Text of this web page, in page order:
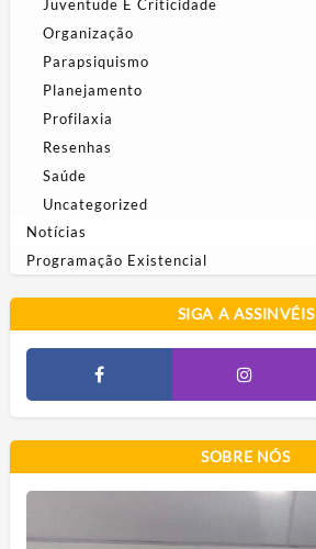
Juventude E Criticidade
Organização
Parapsiquismo
Planejamento
Profilaxia
Resenhas
Saúde
Uncategorized
Notícias
Programação Existencial
SIGA A ASSINVÉIS
SOBRE NÓS